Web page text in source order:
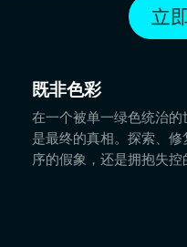
既非色彩
在一个被单一绿色统治
是最终的真相。探索、
序的假象，还是拥抱失控